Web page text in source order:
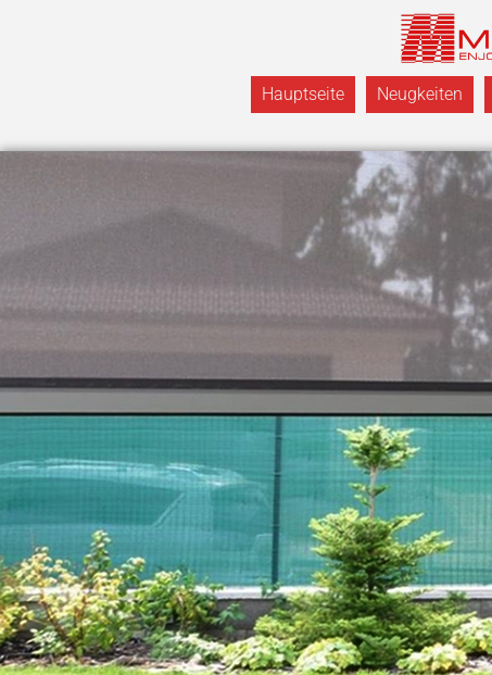
Hauptseite Neugkeiten